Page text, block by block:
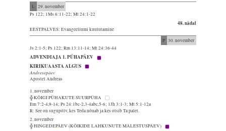
L 29. november
Ps 122; 1Ms 6:11-22; Mt 24:1-22
48. nädal
EESTPALVES: Evangeeliumi kuulutamine
P 30. november
Js 2:1-5; Ps 122; Rm 13:11-14; Mt 24:36-44
ADVENDIAJA 1. PÜHAPÄEV
KIRIKUAASTA ALGUS
Andresepäev
Apostel Andreas
1. november
╬ KÕIGI PÜHAKUTE SUURPÜHA
Ilm 7:2-4,9-14; Ps 24:1bc-2,3-4abc,5-6; 1Jh 3:1-3; Mt 5:1-12a
R: See on sugupõlv, kes Teda nõuab ja kes otsib Ta palet.
2. november
╬ HINGEDEPÄEV (KÕIKIDE LAHKUNUTE MÄLESTUSPÄEV)